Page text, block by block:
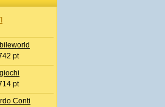
pt
pt
Conti